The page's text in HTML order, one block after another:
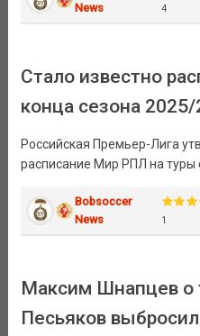
News
4
Стало известно
конца сезона
Российская Премьер-Лига
расписание Мир РПЛ на туры
Bobsoccer
News
1
Максим Шнапцев о
Песьяков выбросил